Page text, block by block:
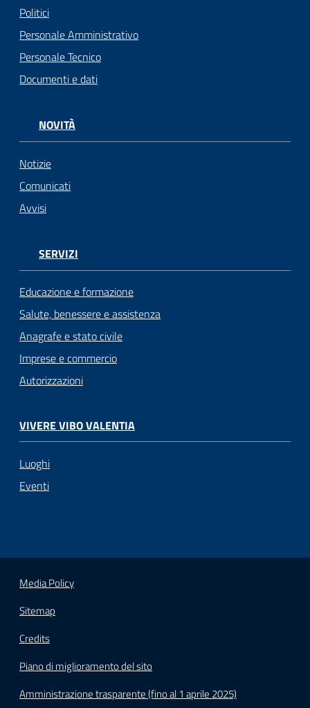
Politici
Personale Amministrativo
Personale Tecnico
Documenti e dati
NOVITÀ
Notizie
Comunicati
Avvisi
SERVIZI
Educazione e formazione
Salute, benessere e assistenza
Anagrafe e stato civile
Imprese e commercio
Autorizzazioni
VIVERE VIBO VALENTIA
Luoghi
Eventi
Media Policy
Sitemap
Credits
Piano di miglioramento del sito
Amministrazione trasparente (fino al 1 aprile 2025)